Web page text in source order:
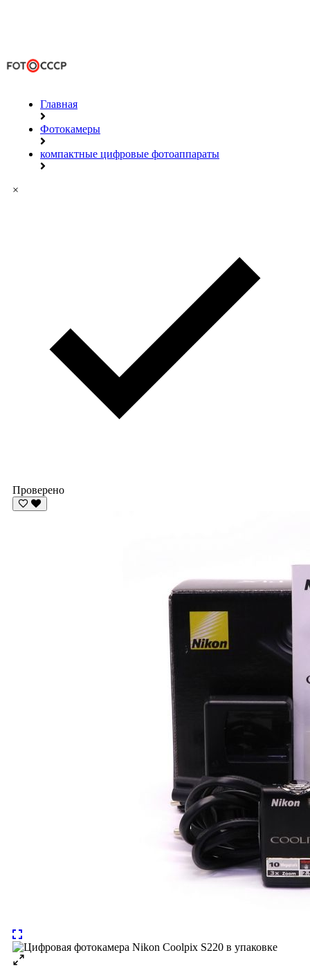
Главная
Фотокамеры
компактные цифровые фотоаппараты
×
Проверено